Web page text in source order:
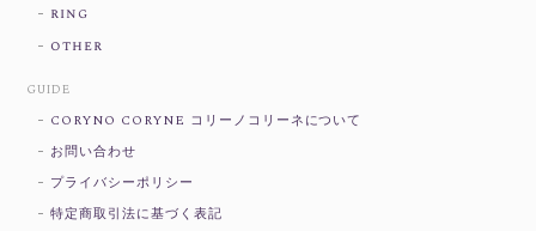
ring
other
GUIDE
CORYNO CORYNE コリーノコリーネについて
お問い合わせ
プライバシーポリシー
特定商取引法に基づく表記